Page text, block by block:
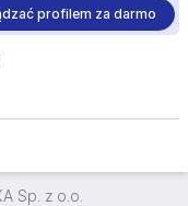
profilem za darmo
Sp. z o.o.